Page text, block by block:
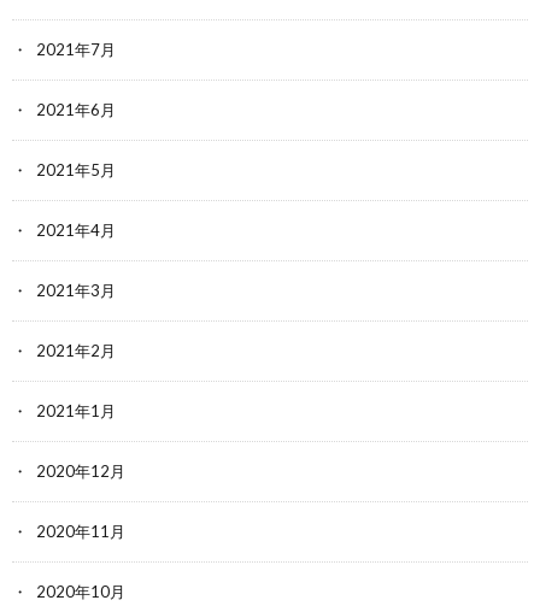
2021年7月
2021年6月
2021年5月
2021年4月
2021年3月
2021年2月
2021年1月
2020年12月
2020年11月
2020年10月